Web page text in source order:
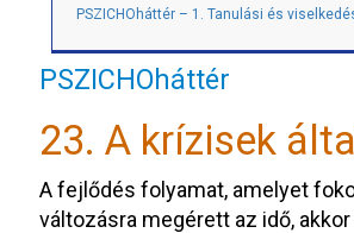
PSZICHOháttér – 1. Tanulási és
PSZICHOháttér
23. A krízisek
A fejlődés folyamat, amelyet
változásra megérett az idő,